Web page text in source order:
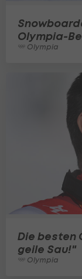
Olympia-
Olympia
Die besten
geile Sau!"
Olympia